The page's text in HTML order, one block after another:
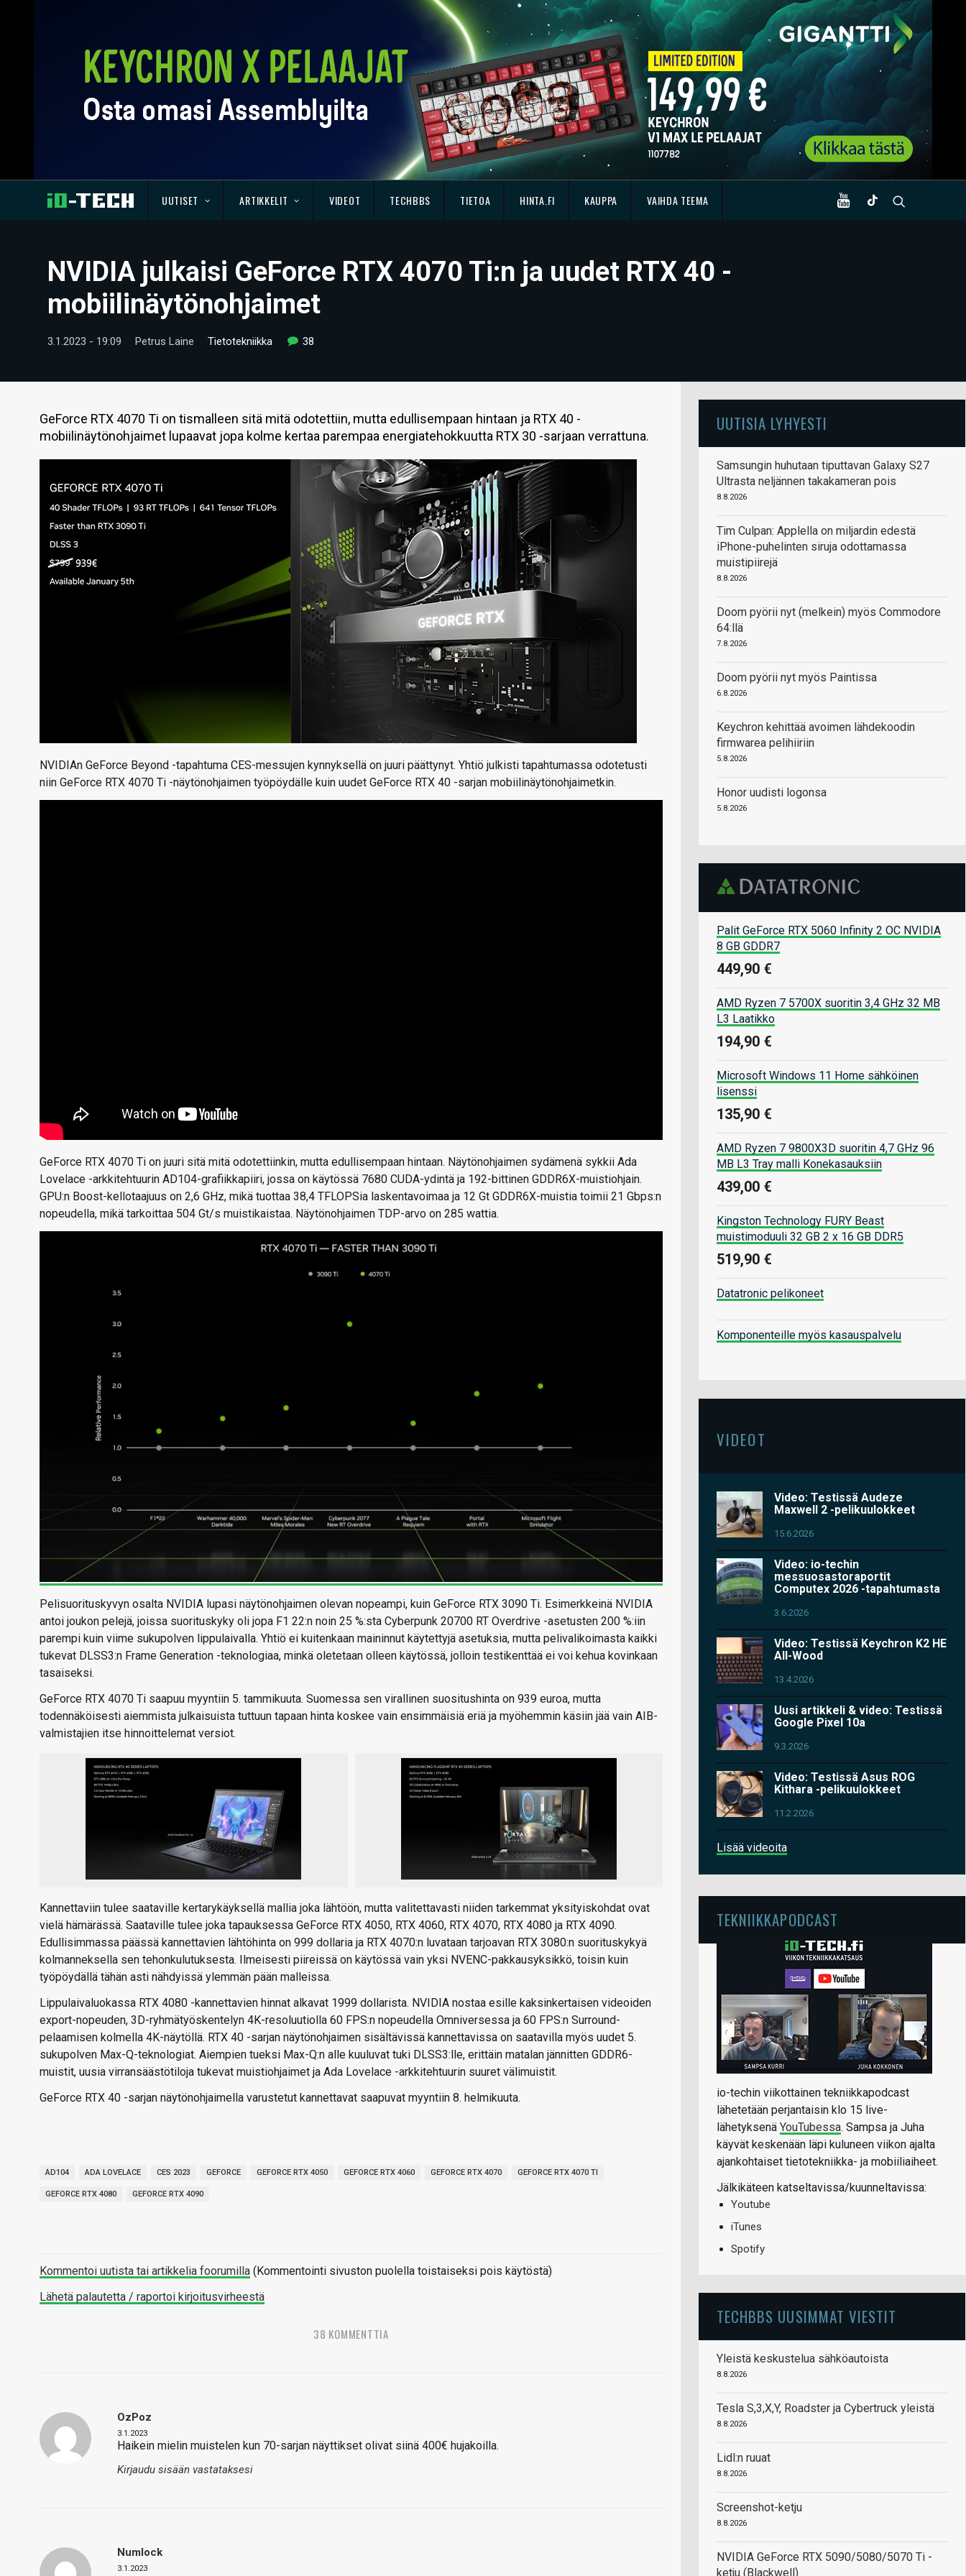
UUTISET ARTIKKELIT VIDEOT TECHBBS TIETOA HINTA.FI KAUPPA VAIHDA TEEMA
NVIDIA julkaisi GeForce RTX 4070 Ti:n ja uudet RTX 40 -
mobiilinäytönohjaimet
3.1.2023 - 19:09 Petrus Laine Tietotekniikka 38
GeForce RTX 4070 Ti on tismalleen sitä mitä odotettiin, mutta edullisempaan hintaan ja RTX 40 -
mobiilinäytönohjaimet lupaavat jopa kolme kertaa parempaa energiatehokkuutta RTX 30 -sarjaan verrattuna.
NVIDIAn GeForce Beyond -tapahtuma CES-messujen kynnyksellä on juuri päättynyt. Yhtiö julkisti tapahtumassa odotetusti
niin GeForce RTX 4070 Ti -näytönohjaimen työpöydälle kuin uudet GeForce RTX 40 -sarjan mobiilinäytönohjaimetkin.
GeForce RTX 4070 Ti on juuri sitä mitä odotettiinkin, mutta edullisempaan hintaan. Näytönohjaimen sydämenä sykkii Ada
Lovelace -arkkitehtuurin AD104-grafiikkapiiri, jossa on käytössä 7680 CUDA-ydintä ja 192-bittinen GDDR6X-muistiohjain.
GPU:n Boost-kellotaajuus on 2,6 GHz, mikä tuottaa 38,4 TFLOPSia laskentavoimaa ja 12 Gt GDDR6X-muistia toimii 21 Gbps:n
nopeudella, mikä tarkoittaa 504 Gt/s muistikaistaa. Näytönohjaimen TDP-arvo on 285 wattia.
Pelisuorituskyvyn osalta NVIDIA lupasi näytönohjaimen olevan nopeampi, kuin GeForce RTX 3090 Ti. Esimerkkeinä NVIDIA
antoi joukon pelejä, joissa suorituskyky oli jopa F1 22:n noin 25 %:sta Cyberpunk 20700 RT Overdrive -asetusten 200 %:iin
parempi kuin viime sukupolven lippulaivalla. Yhtiö ei kuitenkaan maininnut käytettyjä asetuksia, mutta pelivalikoimasta kaikki
tukevat DLSS3:n Frame Generation -teknologiaa, minkä oletetaan olleen käytössä, jolloin testikenttää ei voi kehua kovinkaan
tasaiseksi.
GeForce RTX 4070 Ti saapuu myyntiin 5. tammikuuta. Suomessa sen virallinen suositushinta on 939 euroa, mutta
todennäköisesti aiemmista julkaisuista tuttuun tapaan hinta koskee vain ensimmäisiä eriä ja myöhemmin käsiin jää vain AIB-
valmistajien itse hinnoittelemat versiot.
Kannettaviin tulee saataville kertarykäyksellä mallia joka lähtöön, mutta valitettavasti niiden tarkemmat yksityiskohdat ovat
vielä hämärässä. Saataville tulee joka tapauksessa GeForce RTX 4050, RTX 4060, RTX 4070, RTX 4080 ja RTX 4090.
Edullisimmassa päässä kannettavien lähtöhinta on 999 dollaria ja RTX 4070:n luvataan tarjoavan RTX 3080:n suorituskykyä
kolmanneksella sen tehonkulutuksesta. Ilmeisesti piireissä on käytössä vain yksi NVENC-pakkausyksikkö, toisin kuin
työpöydällä tähän asti nähdyissä ylemmän pään malleissa.
Lippulaivaluokassa RTX 4080 -kannettavien hinnat alkavat 1999 dollarista. NVIDIA nostaa esille kaksinkertaisen videoiden
export-nopeuden, 3D-ryhmätyöskentelyn 4K-resoluutiolla 60 FPS:n nopeudella Omniversessa ja 60 FPS:n Surround-
pelaamisen kolmella 4K-näytöllä. RTX 40 -sarjan näytönohjaimen sisältävissä kannettavissa on saatavilla myös uudet 5.
sukupolven Max-Q-teknologiat. Aiempien tueksi Max-Q:n alle kuuluvat tuki DLSS3:lle, erittäin matalan jännitten GDDR6-
muistit, uusia virransäästötiloja tukevat muistiohjaimet ja Ada Lovelace -arkkitehtuurin suuret välimuistit.
GeForce RTX 40 -sarjan näytönohjaimella varustetut kannettavat saapuvat myyntiin 8. helmikuuta.
AD104 ADA LOVELACE CES 2023 GEFORCE GEFORCE RTX 4050 GEFORCE RTX 4060 GEFORCE RTX 4070 GEFORCE RTX 4070 TI
GEFORCE RTX 4080 GEFORCE RTX 4090
Kommentoi uutista tai artikkelia foorumilla (Kommentointi sivuston puolella toistaiseksi pois käytöstä)
Lähetä palautetta / raportoi kirjoitusvirheestä
38 KOMMENTTIA
OzPoz
3.1.2023
Haikein mielin muistelen kun 70-sarjan näyttikset olivat siinä 400€ hujakoilla.
Kirjaudu sisään vastataksesi
Numlock
3.1.2023
UUTISIA LYHYESTI
Samsungin huhutaan tiputtavan Galaxy S27
Ultrasta neljännen takakameran pois
8.8.2026
Tim Culpan: Applella on miljardin edestä
iPhone-puhelinten siruja odottamassa
muistipiirejä
8.8.2026
Doom pyörii nyt (melkein) myös Commodore
64:llä
7.8.2026
Doom pyörii nyt myös Paintissa
6.8.2026
Keychron kehittää avoimen lähdekoodin
firmwarea pelihiiriin
5.8.2026
Honor uudisti logonsa
5.8.2026
Palit GeForce RTX 5060 Infinity 2 OC NVIDIA
8 GB GDDR7
449,90 €
AMD Ryzen 7 5700X suoritin 3,4 GHz 32 MB
L3 Laatikko
194,90 €
Microsoft Windows 11 Home sähköinen
lisenssi
135,90 €
AMD Ryzen 7 9800X3D suoritin 4,7 GHz 96
MB L3 Tray malli Konekasauksiin
439,00 €
Kingston Technology FURY Beast
muistimoduuli 32 GB 2 x 16 GB DDR5
519,90 €
Datatronic pelikoneet
Komponenteille myös kasauspalvelu
VIDEOT
Video: Testissä Audeze
Maxwell 2 -pelikuulokkeet
15.6.2026
Video: io-techin
messuosastoraportit
Computex 2026 -tapahtumasta
3.6.2026
Video: Testissä Keychron K2 HE
All-Wood
13.4.2026
Uusi artikkeli & video: Testissä
Google Pixel 10a
9.3.2026
Video: Testissä Asus ROG
Kithara -pelikuulokkeet
11.2.2026
Lisää videoita
TEKNIIKKAPODCAST
io-techin viikottainen tekniikkapodcast
lähetetään perjantaisin klo 15 live-
lähetyksenä YouTubessa. Sampsa ja Juha
käyvät keskenään läpi kuluneen viikon ajalta
ajankohtaiset tietotekniikka- ja mobiiliaiheet.
Jälkikäteen katseltavissa/kuunneltavissa:
Youtube
iTunes
Spotify
TECHBBS UUSIMMAT VIESTIT
Yleistä keskustelua sähköautoista
8.8.2026
Tesla S,3,X,Y, Roadster ja Cybertruck yleistä
8.8.2026
Lidl:n ruuat
8.8.2026
Screenshot-ketju
8.8.2026
NVIDIA GeForce RTX 5090/5080/5070 Ti -
ketju (Blackwell)